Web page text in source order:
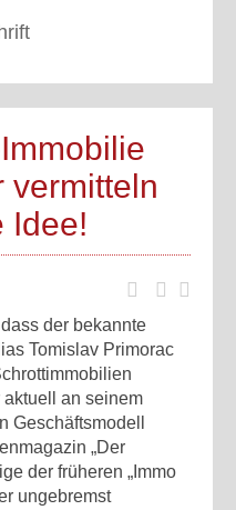
vermitteln
Idee!
der bekannte
Tomislav Primorac
aktuell an seinem
Geschäftsmodell
„Der
der früheren „Immo
ungebremst